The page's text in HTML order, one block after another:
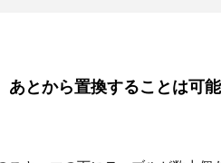
とから置換することは可